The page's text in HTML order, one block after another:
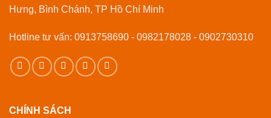
Hưng, Bình Chánh, TP Hồ Chí Minh
Hotline tư vấn: 0913758690 - 0982178028 - 0902730310
CHÍNH SÁCH